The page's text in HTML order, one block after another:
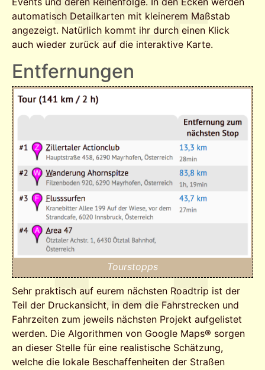
automatisch Detailkarten mit kleinerem Maßstab
angezeigt. Natürlich kommt ihr durch einen Klick
auch wieder zurück auf die interaktive Karte.
Entfernungen
Tourstopps
Sehr praktisch auf eurem nächsten Roadtrip ist der
Teil der Druckansicht, in dem die Fahrstrecken und
Fahrzeiten zum jeweils nächsten Projekt aufgelistet
werden. Die Algorithmen von Google Maps® sorgen
an dieser Stelle für eine realistische Schätzung,
welche die lokale Beschaffenheiten der Straßen